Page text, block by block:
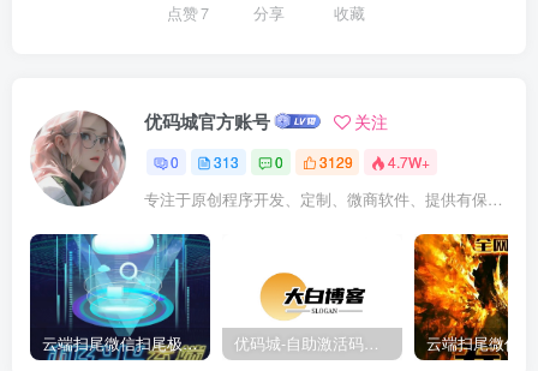
点赞7 分享 收藏
优码城官方账号 关注
0 313 0 3129 4.7W+
专注于原创程序开发、定制、微商软件、提供有保障的维护及售后，做高品质程序网站认准万码库。
云端扫尾微信扫尾极光,天使,格力,新百伦双号正版点数点卡授权充值 优码城-自助激活码商城-自助购卡点击-激活码24小时自助发卡地址